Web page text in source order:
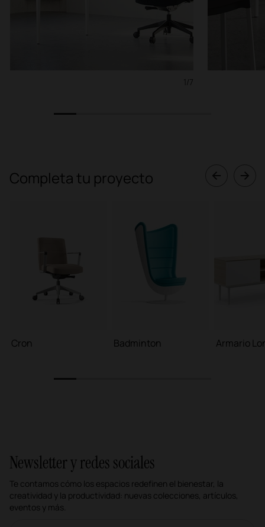
1/7
Completa tu proyecto
Cron Badminton Armario
Newsletter y redes sociales
Te contamos cómo los espacios redefinen el bienestar, la
creatividad y la productividad: nuevas colecciones, artículos,
eventos y más.